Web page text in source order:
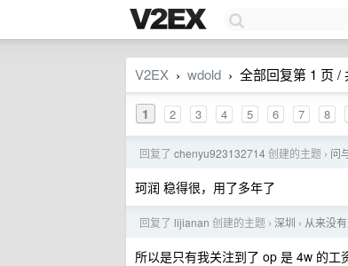
V2EX › wdold › 全部回复第 1 页 /
1 2 3 4 5 6 7 8
回复了 chenyu923132714创建的主题 › 问
珂润 稳得很，用了多年了
回复了 lijianan 创建的主题 › 深圳 › 从来没
所以是只有我关注到了 op 是 4w 的工